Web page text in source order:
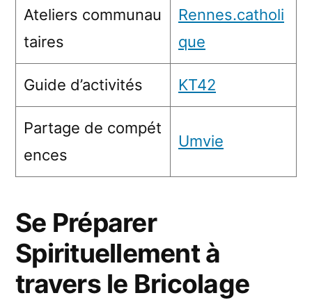
Ateliers communau
taires
Rennes.catholi
que
Guide d’activités KT42
Partage de compét
ences
Umvie
Se Préparer
Spirituellement à
travers le Bricolage